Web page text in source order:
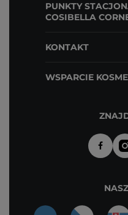
PUNKTY
COSIBELLA
KONTAKT
WSPARCIE